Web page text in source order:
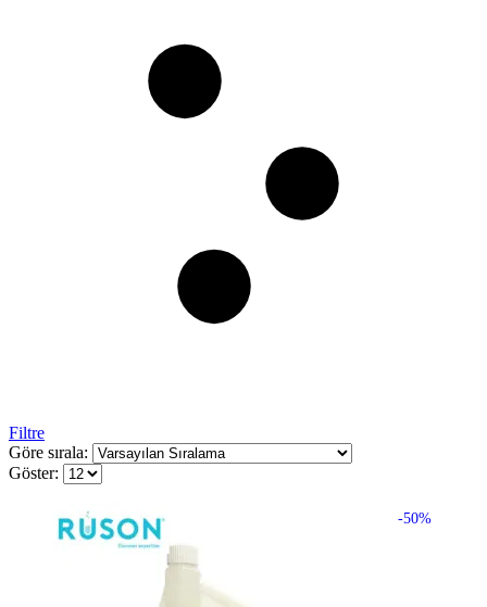
Filtre
Göre sırala:
Göster:
-50%